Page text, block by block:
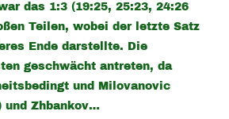
das 1:3 (19:25, 25:23, 24:26
Teilen, wobei der letzte Satz
Ende darstellte. Die
geschwächt antreten, da
und Milovanovic
und Zhbankov…